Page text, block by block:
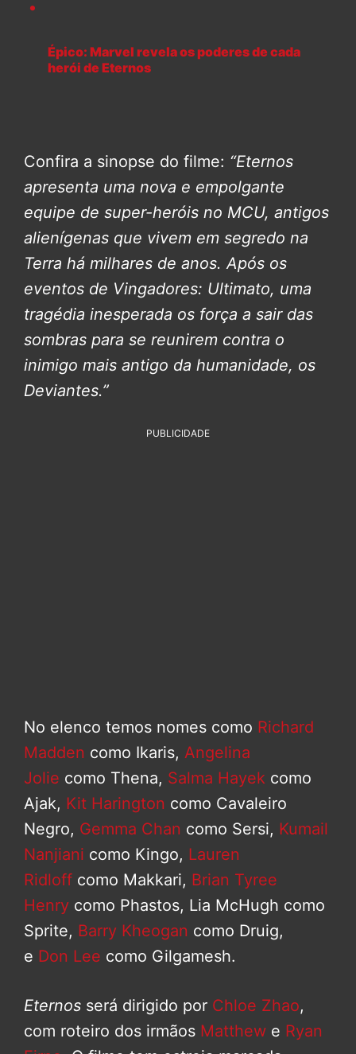
Épico: Marvel revela os poderes de cada
herói de Eternos
Confira a sinopse do filme: “Eternos
apresenta uma nova e empolgante
equipe de super-heróis no MCU, antigos
alienígenas que vivem em segredo na
Terra há milhares de anos. Após os
eventos de Vingadores: Ultimato, uma
tragédia inesperada os força a sair das
sombras para se reunirem contra o
inimigo mais antigo da humanidade, os
Deviantes.”
PUBLICIDADE
No elenco temos nomes como Richard
Madden como Ikaris, Angelina
Jolie como Thena, Salma Hayek como
Ajak, Kit Harington como Cavaleiro
Negro, Gemma Chan como Sersi, Kumail
Nanjiani como Kingo, Lauren
Ridloff como Makkari, Brian Tyree
Henry como Phastos, Lia McHugh como
Sprite, Barry Kheogan como Druig,
e Don Lee como Gilgamesh.
Eternos será dirigido por Chloe Zhao,
com roteiro dos irmãos Matthew e Ryan